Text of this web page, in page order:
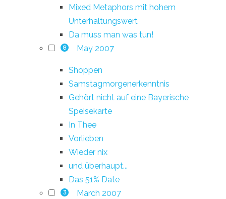
Mixed Metaphors mit hohem
Unterhaltungswert
Da muss man was tun!
8 May 2007
Shoppen
Samstagmorgenerkenntnis
Gehört nicht auf eine Bayerische
Speisekarte
In Thee
Vorlieben
Wieder nix
und überhaupt...
Das 51% Date
3 March 2007